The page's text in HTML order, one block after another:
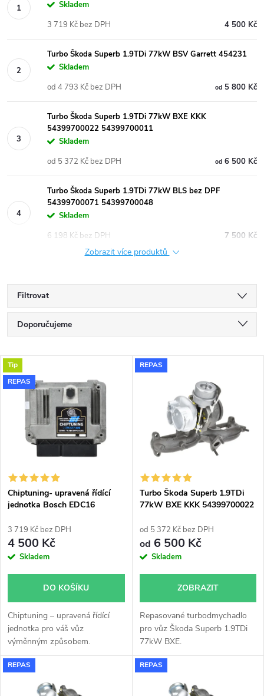
Skladem
4 500 Kč
3 719 Kč bez DPH
Turbo Škoda Superb 1.9TDi 77kW BSV Garrett 454231
Skladem
od5 800 Kč
od 4 793 Kč bez DPH
Turbo Škoda Superb 1.9TDi 77kW BXE KKK
54399700022 54399700011
Skladem
od6 500 Kč
od 5 372 Kč bez DPH
Turbo Škoda Superb 1.9TDi 77kW BLS bez DPF
54399700071 54399700048
Skladem
7 500 Kč
6 198 Kč bez DPH
Zobrazit více produktů
Filtrovat
Ř
a
z
í
p
r
o
u
k
t
Doporučujeme
Nejdražší
Nejprodávanější
Abecedně
V
ý
s
p
r
o
d
u
k
Tip
REPAS
Chiptuning- upravená řídící
jednotka Bosch EDC16
3 719 Kč bez DPH
4 500 Kč
Skladem
DO KOŠÍKU
Chiptuning – upravená řídící
jednotka pro váš vůz
výměnným způsobem.
REPAS
Turbo Škoda Superb 1.9TDi
77kW BXE KKK 54399700022
od 5 372 Kč bez DPH
od 6 500 Kč
Skladem
ZOBRAZIT
Repasované turbodmychadlo
pro vůz Škoda Superb 1.9TDi
77kW BXE.
REPAS REPAS